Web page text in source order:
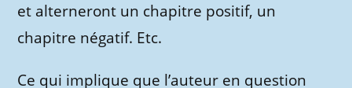
et alterneront un chapitre positif, un
chapitre négatif. Etc.
Ce qui implique que l’auteur en question